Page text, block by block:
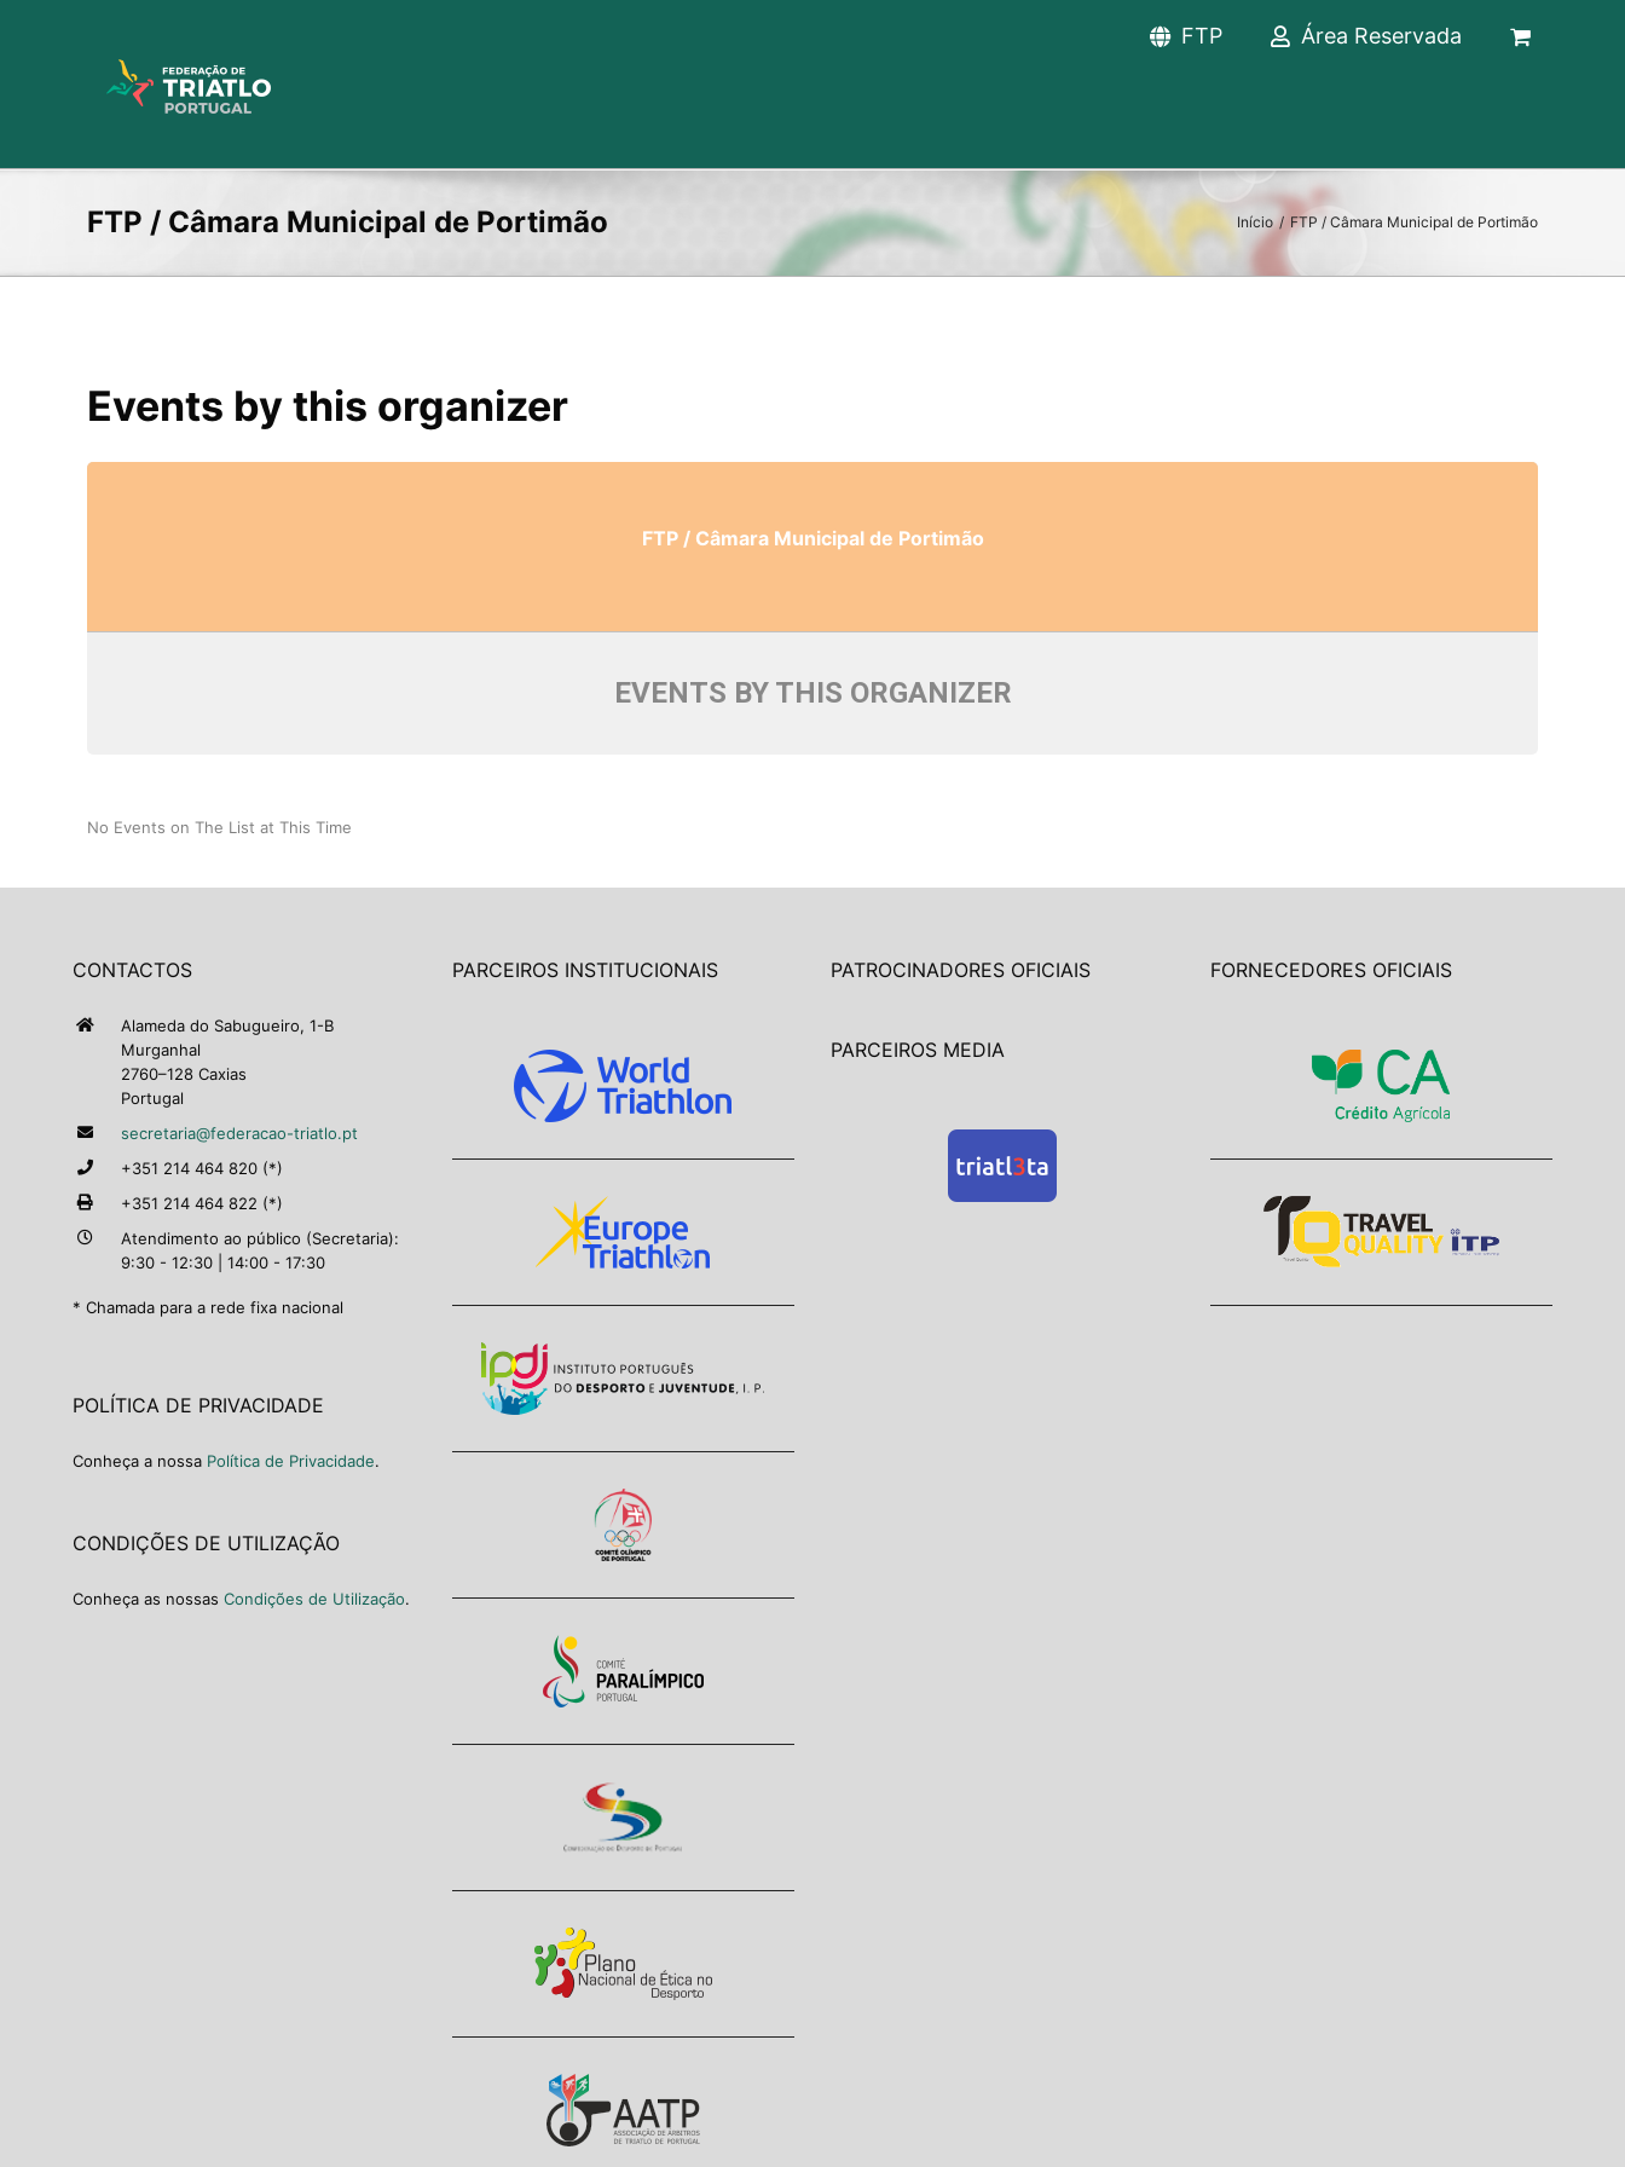
FTP Área Reservada
FTP / Câmara Municipal de Portimão Início / FTP / Câmara Municipal de Portimão
Events by this organizer
FTP / Câmara Municipal de Portimão
EVENTS BY THIS ORGANIZER
No Events on The List at This Time
CONTACTOS
Alameda do Sabugueiro, 1-B
Murganhal
2760–128 Caxias
Portugal
secretaria@federacao-triatlo.pt
+351 214 464 820 (*)
+351 214 464 822 (*)
Atendimento ao público (Secretaria):
9:30 - 12:30 | 14:00 - 17:30
* Chamada para a rede fixa nacional
POLÍTICA DE PRIVACIDADE
Conheça a nossa Política de Privacidade.
CONDIÇÕES DE UTILIZAÇÃO
Conheça as nossas Condições de Utilização.
PARCEIROS INSTITUCIONAIS PATROCINADORES OFICIAIS
PARCEIROS MEDIA
FORNECEDORES OFICIAIS